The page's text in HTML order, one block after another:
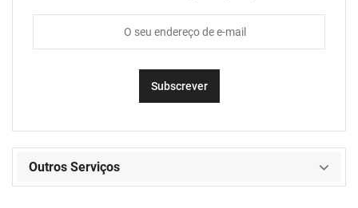
Outros Serviços